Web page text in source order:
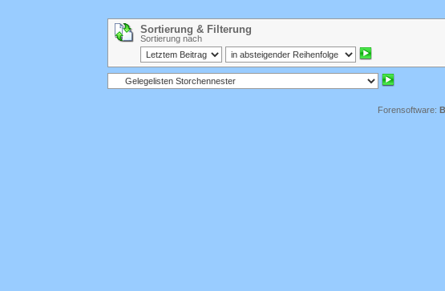
Sortierung & Filterung
Sortierung nach
Forensoftware: